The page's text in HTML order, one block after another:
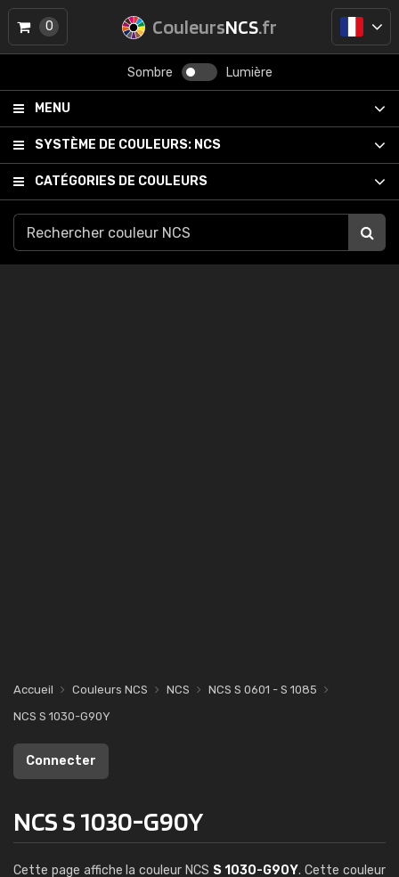
CouleursNCS.fr
Sombre Lumière
MENU
SYSTÈME DE COULEURS: NCS
CATÉGORIES DE COULEURS
0
Accueil Couleurs NCS NCS
NCS S 0601 - S 1085
NCS S 1030-G90Y
Connecter
NCS S 1030-G90Y
Cette page affiche la couleur NCS S 1030-G90Y. Cette couleur